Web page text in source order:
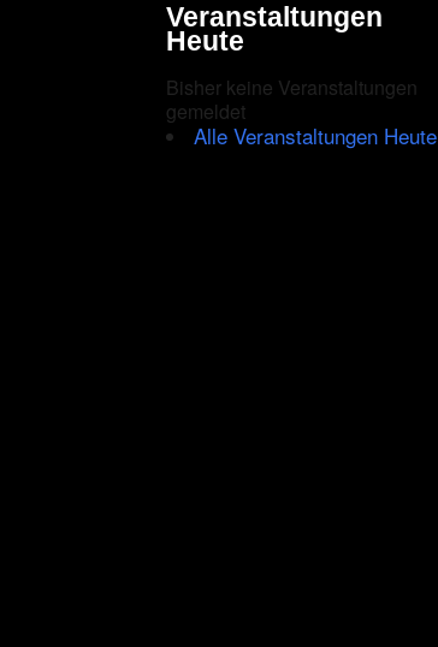
Veranstaltungen
Heute
Bisher keine Veranstaltungen
gemeldet
Alle Veranstaltungen Heute